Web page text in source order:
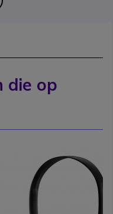
die op